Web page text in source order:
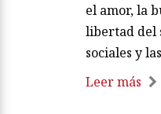
el amor, la
libertad del
sociales y
Leer más